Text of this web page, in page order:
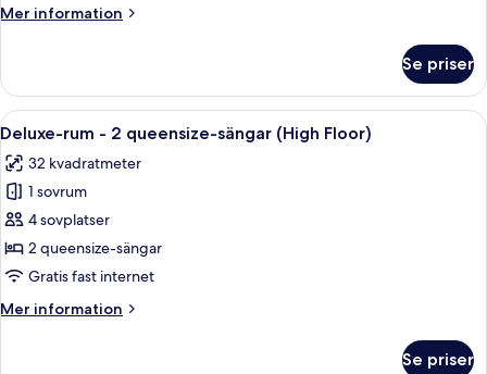
kingsize-
Floor)
Mer information
Mer
rum
1
säng
(High
Se priser
Öppna
alla
foton
för
Deluxe-
rum
-
queensize-
Ett hotellrum med två sängar, ett
4
Deluxe-rum - 2 queensize-sängar (High Floor)
32 kvadratmeter
1 sovrum
4 sovplatser
2 queensize-sängar
Gratis fast internet
Mer information
Mer
Se priser